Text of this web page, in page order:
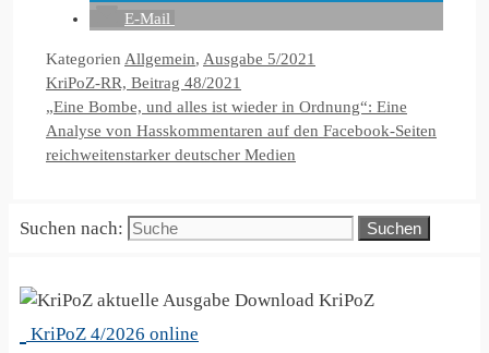
E-Mail
Kategorien Allgemein, Ausgabe 5/2021
KriPoZ-RR, Beitrag 48/2021
„Eine Bombe, und alles ist wieder in Ordnung“: Eine
Analyse von Hasskommentaren auf den Facebook-Seiten
reichweitenstarker deutscher Medien
Suchen nach:
KriPoZ
KriPoZ 4/2026 online